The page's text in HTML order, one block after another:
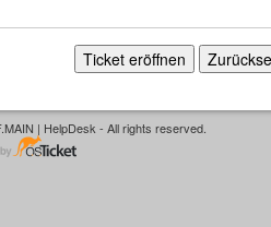
| HelpDesk - All rights reserved.